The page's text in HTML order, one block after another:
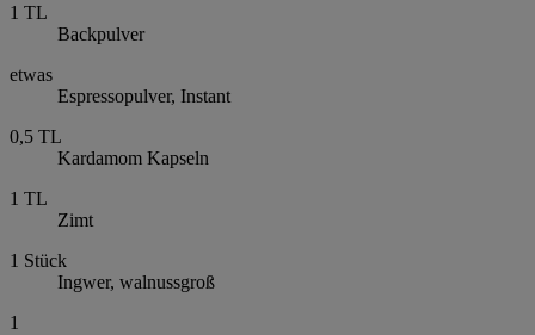
1 TL
Backpulver
etwas
Espressopulver, Instant
0,5 TL
Kardamom Kapseln
1 TL
Zimt
1 Stück
Ingwer, walnussgroß
1